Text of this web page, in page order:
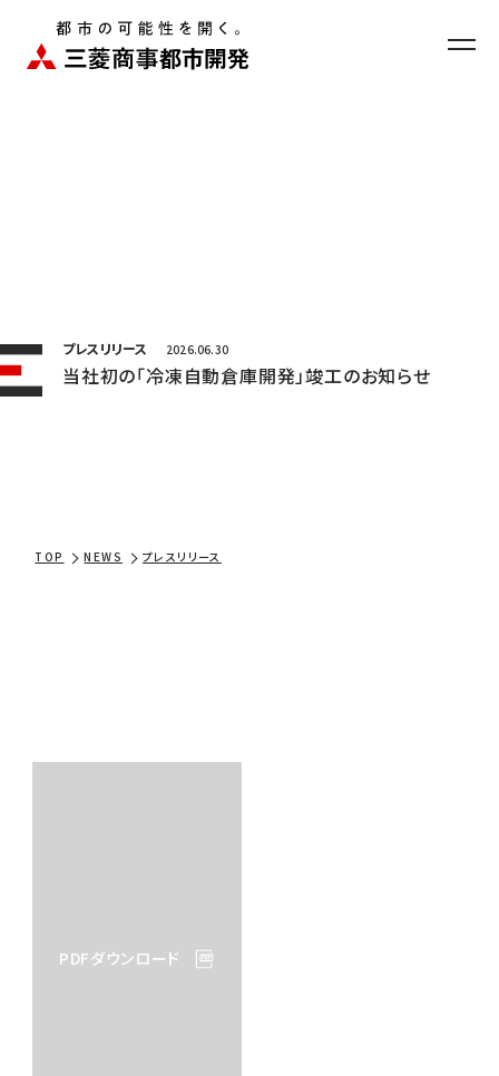
プレスリリース 2026.06.30
当社初の「冷凍自動倉庫開発」竣工のお知らせ
TOP NEWS プレスリリース
PDFダウンロード